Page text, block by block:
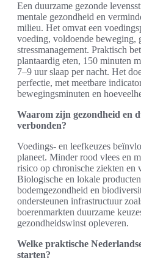
Een duurzame gezonde
mentale gezondheid en
milieu. Het omvat een
voeding, voldoende beweging,
stressmanagement. Praktisch
plantaardig eten, 150 minuten
7–9 uur slaap per nacht. Het
perfectie, met meetbare
bewegingsminuten en
Waarom zijn gezondheid en
verbonden?
Voedings- en leefkeuzes
planeet. Minder rood vlees en
risico op chronische ziekten en
Biologische en lokale
bodemgezondheid en
ondersteunen infrastructuur
boerenmarkten duurzame
gezondheidswinst opleveren.
Welke praktische
starten?